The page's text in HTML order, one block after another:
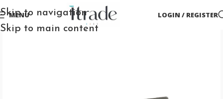
Skip to navigation
Skip to main content
MENU LOGIN / REGISTER